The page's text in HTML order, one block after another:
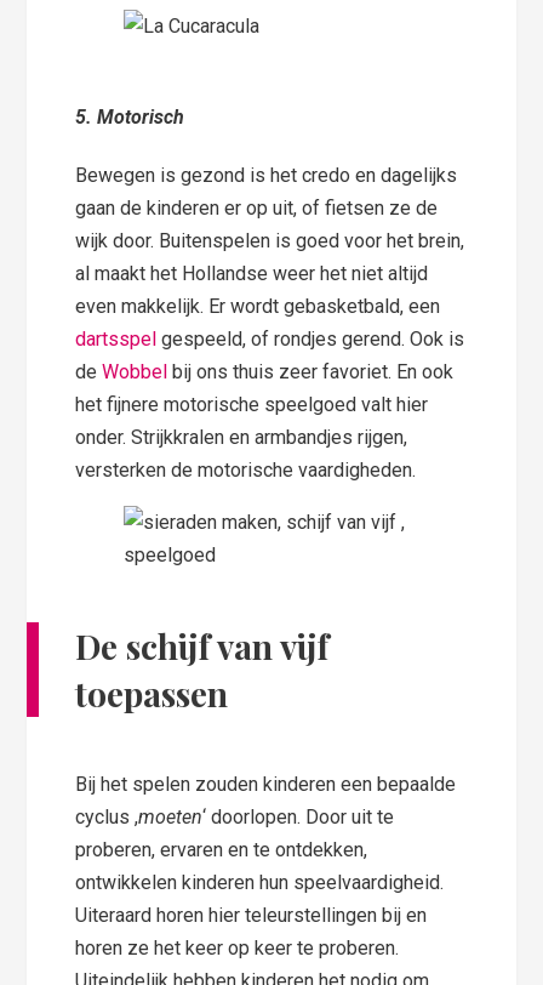
5.Motorisch
Bewegen is gezond is het credo en dagelijks
gaan de kinderen er op uit, of fietsen ze de
wijk door. Buitenspelen is goed voor het brein,
al maakt het Hollandse weer het niet altijd
even makkelijk. Er wordt gebasketbald, een
dartsspel gespeeld, of rondjes gerend. Ook is
deWobbel bij ons thuis zeer favoriet. En ook
het fijnere motorische speelgoed valt hier
onder. Strijkkralen en armbandjes rijgen,
versterken de motorische vaardigheden.
De schijf van vijf
toepassen
Bij het spelen zouden kinderen een bepaalde
cyclus ,moeten‘ doorlopen. Door uit te
proberen, ervaren en te ontdekken,
ontwikkelen kinderen hun speelvaardigheid.
Uiteraard horen hier teleurstellingen bij en
horen ze het keer op keer te proberen.